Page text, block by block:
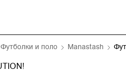
Футболки и поло Manastash